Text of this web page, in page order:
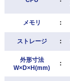
メモリ ：
ストレージ ：
外形寸法
W×D×H(mm)
：